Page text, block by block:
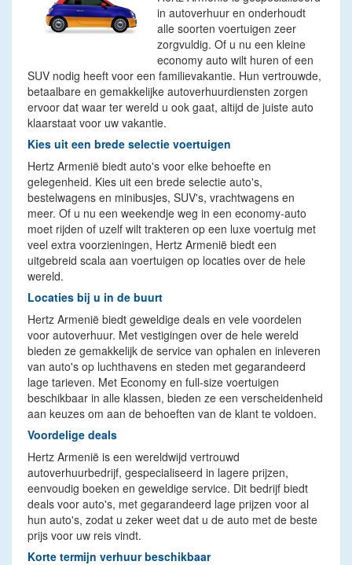
in autoverhuur en onderhoudt
alle soorten voertuigen zeer
zorgvuldig. Of u nu een kleine
economy auto wilt huren of een
SUV nodig heeft voor een familievakantie. Hun vertrouwde,
betaalbare en gemakkelijke autoverhuurdiensten zorgen
ervoor dat waar ter wereld u ook gaat, altijd de juiste auto
klaarstaat voor uw vakantie.
Kies uit een brede selectie voertuigen
Hertz Armenië biedt auto's voor elke behoefte en
gelegenheid. Kies uit een brede selectie auto's,
bestelwagens en minibusjes, SUV's, vrachtwagens en
meer. Of u nu een weekendje weg in een economy-auto
moet rijden of uzelf wilt trakteren op een luxe voertuig met
veel extra voorzieningen, Hertz Armenië biedt een
uitgebreid scala aan voertuigen op locaties over de hele
wereld.
Locaties bij u in de buurt
Hertz Armenië biedt geweldige deals en vele voordelen
voor autoverhuur. Met vestigingen over de hele wereld
bieden ze gemakkelijk de service van ophalen en inleveren
van auto's op luchthavens en steden met gegarandeerd
lage tarieven. Met Economy en full-size voertuigen
beschikbaar in alle klassen, bieden ze een verscheidenheid
aan keuzes om aan de behoeften van de klant te voldoen.
Voordelige deals
Hertz Armenië is een wereldwijd vertrouwd
autoverhuurbedrijf, gespecialiseerd in lagere prijzen,
eenvoudig boeken en geweldige service. Dit bedrijf biedt
deals voor auto's, met gegarandeerd lage prijzen voor al
hun auto's, zodat u zeker weet dat u de auto met de beste
prijs voor uw reis vindt.
Korte termijn verhuur beschikbaar